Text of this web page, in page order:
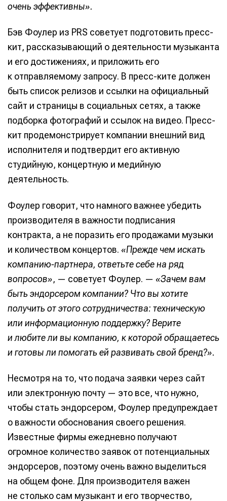
очень эффективны».
Бэв Фоулер из PRS советует подготовить пресс-
кит, рассказывающий о деятельности музыканта
и его достижениях, и приложить его
к отправляемому запросу. В пресс-ките должен
быть список релизов и ссылки на официальный
сайт и страницы в социальных сетях, а также
подборка фотографий и ссылок на видео. Пресс-
кит продемонстрирует компании внешний вид
исполнителя и подтвердит его активную
студийную, концертную и медийную
деятельность.
Фоулер говорит, что намного важнее убедить
производителя в важности подписания
контракта, а не поразить его продажами музыки
и количеством концертов. «Прежде чем искать
компанию-партнера, ответьте себе на ряд
вопросов», — советует Фоулер. — «Зачем вам
быть эндорсером компании? Что вы хотите
получить от этого сотрудничества: техническую
или информационную поддержку? Верите
и любите ли вы компанию, к которой обращаетесь
и готовы ли помогать ей развивать свой бренд?».
Несмотря на то, что подача заявки через сайт
или электронную почту — это все, что нужно,
чтобы стать эндорсером, Фоулер предупреждает
о важности обоснования своего решения.
Известные фирмы ежедневно получают
огромное количество заявок от потенциальных
эндорсеров, поэтому очень важно выделиться
на общем фоне. Для производителя важен
не столько сам музыкант и его творчество,